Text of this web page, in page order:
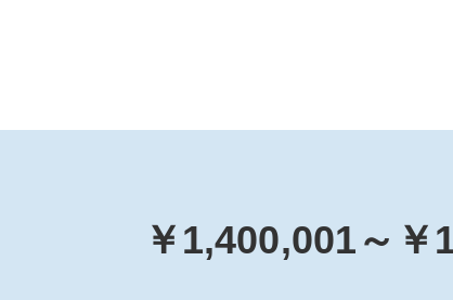
￥1,400,001～